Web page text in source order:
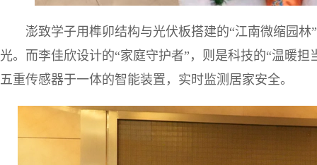
澎致学子用榫卯结构与光伏板搭建的“江南微缩园
光。而李佳欣设计的“家庭守护者”，则是科技的“温暖
五重传感器于一体的智能装置，实时监测居家安全。